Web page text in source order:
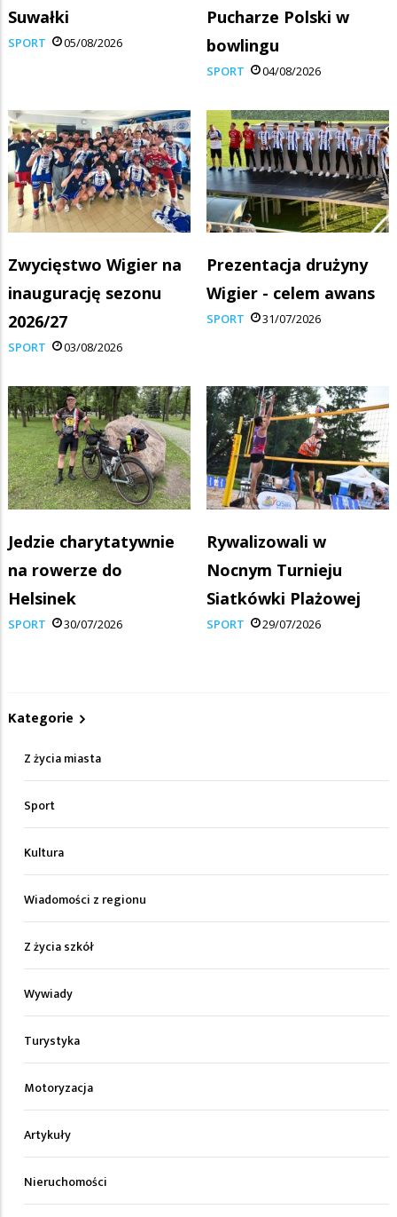
Suwałki
SPORT 05/08/2026
Pucharze Polski w
bowlingu
SPORT 04/08/2026
Zwycięstwo Wigier na
inaugurację sezonu
2026/27
SPORT 03/08/2026
Prezentacja drużyny
Wigier - celem awans
SPORT 31/07/2026
Jedzie charytatywnie
na rowerze do
Helsinek
SPORT 30/07/2026
Rywalizowali w
Nocnym Turnieju
Siatkówki Plażowej
SPORT 29/07/2026
Kategorie
Z życia miasta
Sport
Kultura
Wiadomości z regionu
Z życia szkół
Wywiady
Turystyka
Motoryzacja
Artykuły
Nieruchomości